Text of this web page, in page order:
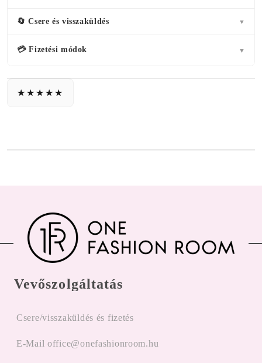
🔄 Csere és visszaküldés ▼
💳 Fizetési módok ▼
Vevőszolgáltatás
Csere/visszaküldés és fizetés
E-Mail office@onefashionroom.hu